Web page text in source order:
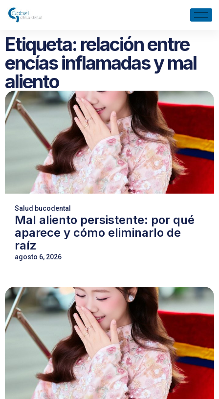
Etiqueta: relación entre
encías inflamadas y mal
aliento
Salud bucodental
Mal aliento persistente: por qué
aparece y cómo eliminarlo de
raíz
agosto 6, 2026